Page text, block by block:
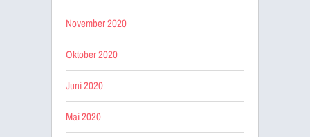
November 2020
Oktober 2020
Juni 2020
Mai 2020